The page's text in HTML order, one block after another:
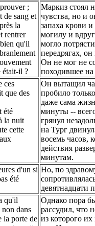
;
de sang et
la
rentrer
qu'il
était-il ?
Маркиз стоял
чувства, но и
запаха крови
могилу и
могло
передрягах,
Он не мог не
походившее
ces
que des
été
la nuit
cette
Он вытащил
пробило
даже сама
минуты --
грянул
на Тург
восемь часов,
действия
минутам.
d'un si
été
Но, по
девятнадцати
qu'il
non dans
la porte de
Однако пора
рассудил, что
из которого